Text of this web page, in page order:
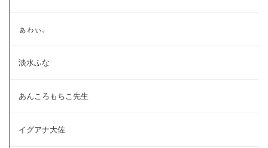
ぁゎぃ。
淡水ふな
あんころもちこ先生
イグアナ大佐